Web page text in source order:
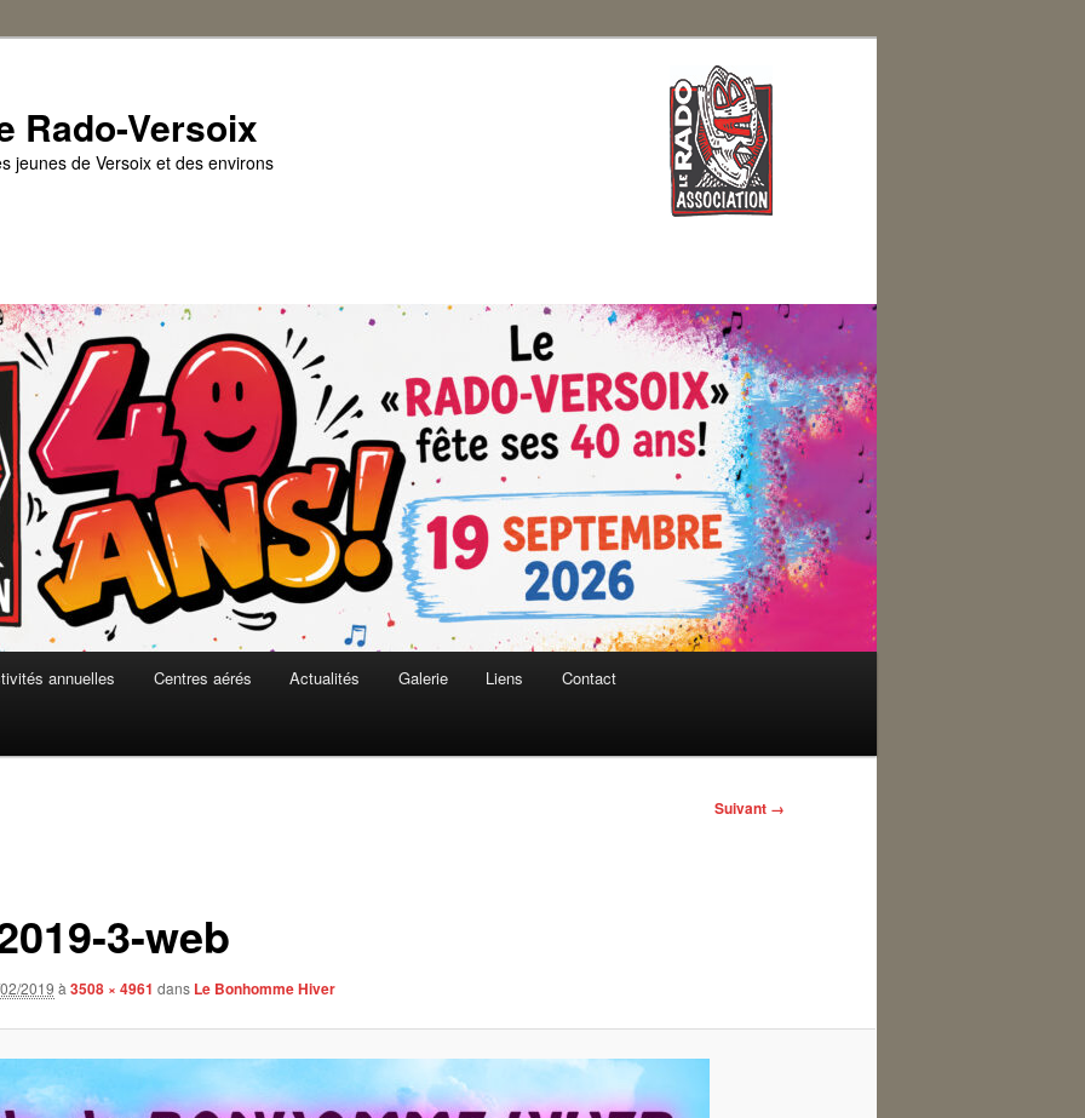
Rado-Versoix
jeunes de Versoix et des environs
annuelles Centres aérés Actualités Galerie Liens Contact
Suivant →
3-web
2019 à 3508 × 4961 dans Le Bonhomme Hiver